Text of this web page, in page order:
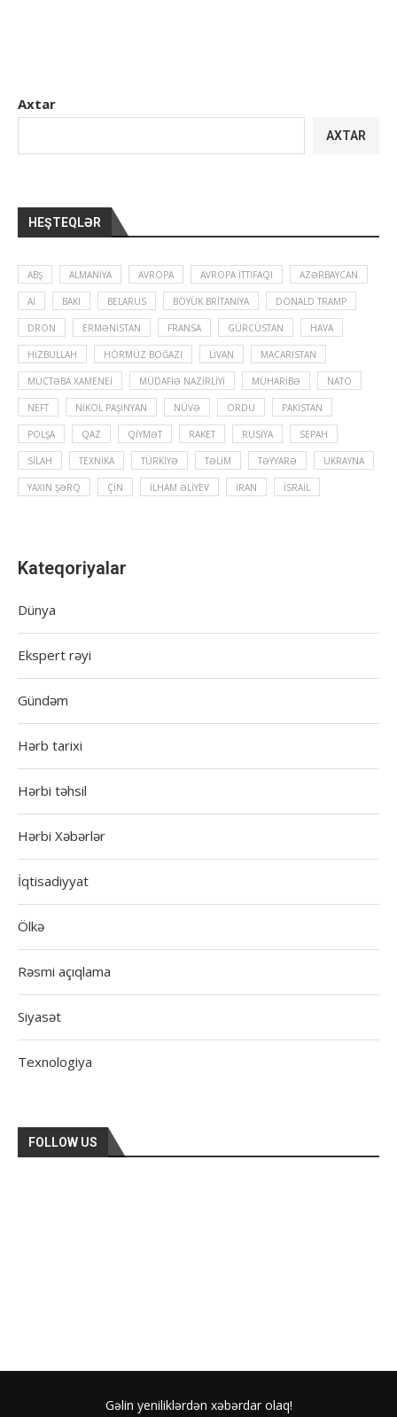
Axtar
AXTAR
HEŞTEQLƏR
ABŞ ALMANIYA AVROPA AVROPA İTTIFAQI AZƏRBAYCAN
Aİ BAKI BELARUS BÖYÜK BRITANIYA DONALD TRAMP
DRON ERMƏNISTAN FRANSA GÜRCÜSTAN HAVA
HIZBULLAH HÖRMÜZ BOĞAZI LIVAN MACARISTAN
MÜCTƏBA XAMENEI MÜDAFIƏ NAZIRLIYI MÜHARIBƏ NATO
NEFT NIKOL PAŞINYAN NÜVƏ ORDU PAKISTAN
POLŞA QAZ QIYMƏT RAKET RUSIYA SEPAH
SILAH TEXNIKA TÜRKIYƏ TƏLIM TƏYYARƏ UKRAYNA
YAXIN ŞƏRQ ÇIN İLHAM ƏLIYEV İRAN İSRAIL
Kateqoriyalar
Dünya
Ekspert rəyi
Gündəm
Hərb tarixi
Hərbi təhsil
Hərbi Xəbərlər
İqtisadiyyat
Ölkə
Rəsmi açıqlama
Siyasət
Texnologiya
FOLLOW US
Gəlin yeniliklərdən xəbərdar olaq!